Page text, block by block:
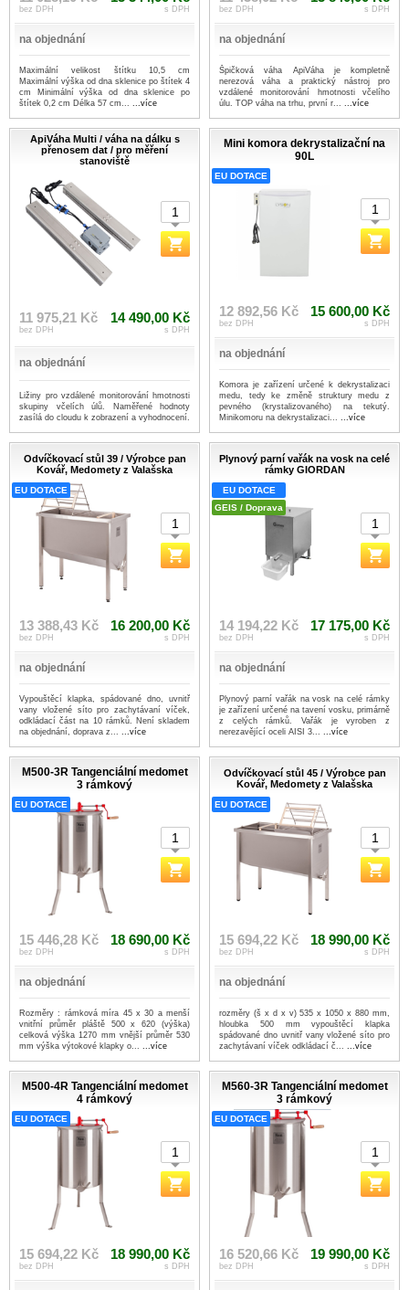
bez DPH s DPH
na objednání
Maximální velikost štítku 10,5 cm
Maximální výška od dna sklenice po štítek 4
cm Minimální výška od dna sklenice po
štítek 0,2 cm Délka 57 cm... ...více
bez DPH s DPH
na objednání
Špičková váha ApiVáha je kompletně
nerezová váha a praktický nástroj pro
vzdálené monitorování hmotnosti včelího
úlu. TOP váha na trhu, první r... ...více
ApiVáha Multi / váha na dálku s
přenosem dat / pro měření
stanoviště
11 975,21 Kč
bez DPH
14 490,00 Kč
s DPH
na objednání
Ližiny pro vzdálené monitorování hmotnosti
skupiny včelích úlů. Naměřené hodnoty
zasílá do cloudu k zobrazení a vyhodnocení.
Mini komora dekrystalizační na
90L
EU DOTACE
12 892,56 Kč
bez DPH
15 600,00 Kč
s DPH
na objednání
Komora je zařízení určené k dekrystalizaci
medu, tedy ke změně struktury medu z
pevného (krystalizovaného) na tekutý.
Minikomoru na dekrystalizaci... ...více
Odvíčkovací stůl 39 / Výrobce pan
Kovář, Medomety z Valašska
EU DOTACE
13 388,43 Kč
bez DPH
16 200,00 Kč
s DPH
na objednání
Vypouštěcí klapka, spádované dno, uvnitř
vany vložené síto pro zachytávaní víček,
odkládací část na 10 rámků. Není skladem
na objednání, doprava z... ...více
Plynový parní vařák na vosk na celé
rámky GIORDAN
EU DOTACE
GEIS / Doprava
14 194,22 Kč
bez DPH
17 175,00 Kč
s DPH
na objednání
Plynový parní vařák na vosk na celé rámky
je zařízení určené na tavení vosku, primárně
z celých rámků. Vařák je vyroben z
nerezavějící oceli AISI 3... ...více
M500-3R Tangenciální medomet
3 rámkový
EU DOTACE
15 446,28 Kč
bez DPH
18 690,00 Kč
s DPH
na objednání
Rozměry : rámková míra 45 x 30 a menší
vnitřní průměr pláště 500 x 620 (výška)
celková výška 1270 mm vnější průměr 530
mm výška výtokové klapky o... ...více
Odvíčkovací stůl 45 / Výrobce pan
Kovář, Medomety z Valašska
EU DOTACE
15 694,22 Kč
bez DPH
18 990,00 Kč
s DPH
na objednání
rozměry (š x d x v) 535 x 1050 x 880 mm,
hloubka 500 mm vypouštěcí klapka
spádované dno uvnitř vany vložené síto pro
zachytávaní víček odkládací č... ...více
M500-4R Tangenciální medomet
4 rámkový
EU DOTACE
15 694,22 Kč
bez DPH
18 990,00 Kč
s DPH
M560-3R Tangenciální medomet
3 rámkový
EU DOTACE
16 520,66 Kč
bez DPH
19 990,00 Kč
s DPH